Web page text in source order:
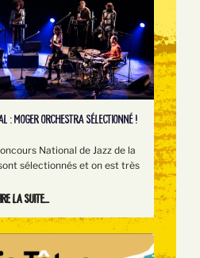
: MOGER ORCHESTRA SÉLECTIONNÉ !
National de Jazz de la
sélectionnés et on est très
la suite...